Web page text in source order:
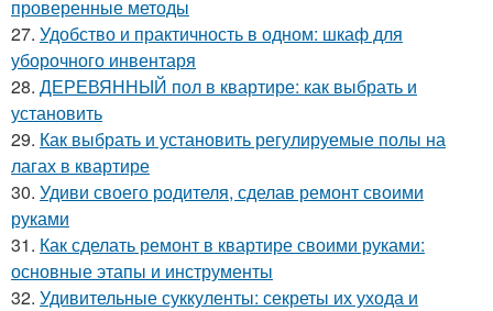
проверенные методы
27. Удобство и практичность в одном: шкаф для
уборочного инвентаря
28. ДЕРЕВЯННЫЙ пол в квартире: как выбрать и
установить
29. Как выбрать и установить регулируемые полы на
лагах в квартире
30. Удиви своего родителя, сделав ремонт своими
руками
31. Как сделать ремонт в квартире своими руками:
основные этапы и инструменты
32. Удивительные суккуленты: секреты их ухода и